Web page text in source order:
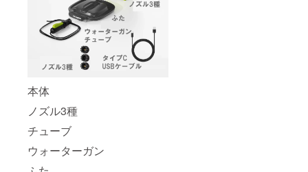
本体
ノズル3種
チューブ
ウォーターガン